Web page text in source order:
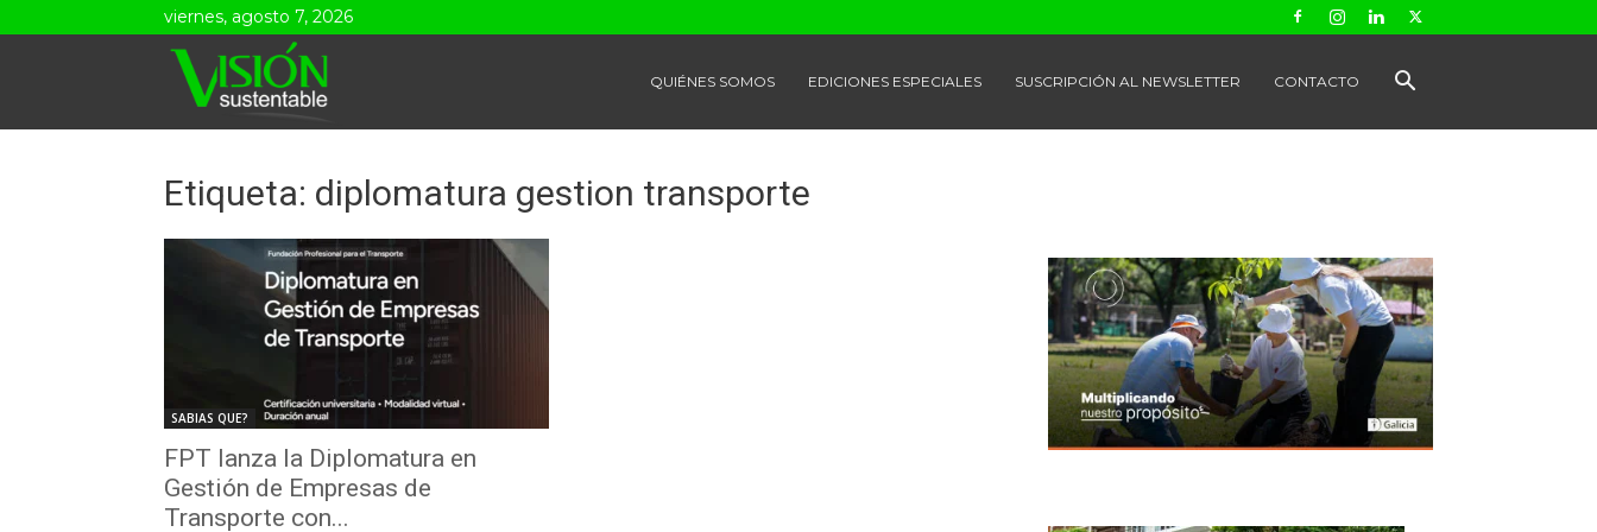
viernes, agosto 7, 2026
QUIÉNES SOMOS EDICIONES ESPECIALES SUSCRIPCIÓN AL NEWSLETTER CONTACTO
Etiqueta: diplomatura gestion transporte
SABIAS QUE?
FPT lanza la Diplomatura en
Gestión de Empresas de
Transporte con...